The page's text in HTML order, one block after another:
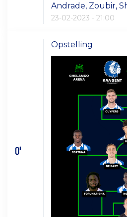
Andrade, Zoubir,
23-02-2023 - 21:00
0'
Opstelling